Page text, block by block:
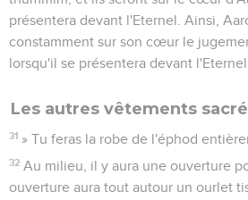
présentera devant l'Eternel. Ainsi,
constamment sur son cœur le
lorsqu'il se présentera devant l'Eternel.
Les autres vêtements
31 » Tu feras la robe de l'éphod
32 Au milieu, il y aura une ouverture
ouverture aura tout autour un ourlet